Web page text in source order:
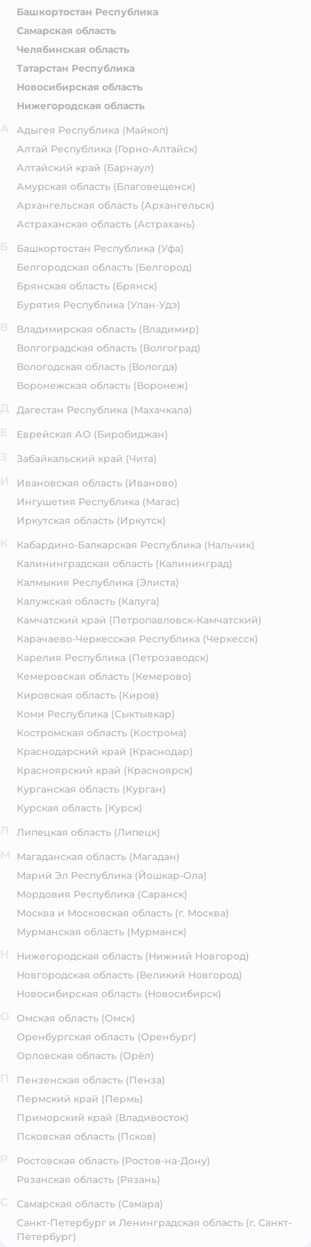
Башкортостан Республика
Самарская область
Челябинская область
Татарстан Республика
Новосибирская область
Нижегородская область
Адыгея Республика (Майкоп)
Алтай Республика (Горно-Алтайск)
Алтайский край (Барнаул)
Амурская область (Благовещенск)
Архангельская область (Архангельск)
Астраханская область (Астрахань)
Башкортостан Республика (Уфа)
Белгородская область (Белгород)
Брянская область (Брянск)
Бурятия Республика (Улан-Удэ)
Владимирская область (Владимир)
Волгоградская область (Волгоград)
Вологодская область (Вологда)
Воронежская область (Воронеж)
Дагестан Республика (Махачкала)
Еврейская АО (Биробиджан)
Забайкальский край (Чита)
Ивановская область (Иваново)
Ингушетия Республика (Магас)
Иркутская область (Иркутск)
Кабардино-Балкарская Республика (Нальчик)
Калининградская область (Калининград)
Калмыкия Республика (Элиста)
Калужская область (Калуга)
Камчатский край (Петропавловск-Камчатский)
Карачаево-Черкесская Республика (Черкесск)
Карелия Республика (Петрозаводск)
Кемеровская область (Кемерово)
Кировская область (Киров)
Коми Республика (Сыктывкар)
Костромская область (Кострома)
Краснодарский край (Краснодар)
Красноярский край (Красноярск)
Курганская область (Курган)
Курская область (Курск)
Липецкая область (Липецк)
Магаданская область (Магадан)
Марий Эл Республика (Йошкар-Ола)
Мордовия Республика (Саранск)
Москва и Московская область (г. Москва)
Мурманская область (Мурманск)
Нижегородская область (Нижний Новгород)
Новгородская область (Великий Новгород)
Новосибирская область (Новосибирск)
Омская область (Омск)
Оренбургская область (Оренбург)
Орловская область (Орёл)
Пензенская область (Пенза)
Пермский край (Пермь)
Приморский край (Владивосток)
Псковская область (Псков)
Ростовская область (Ростов-на-Дону)
Рязанская область (Рязань)
Самарская область (Самара)
Санкт-Петербург и Ленинградская область (г. Санкт-
Петербург)